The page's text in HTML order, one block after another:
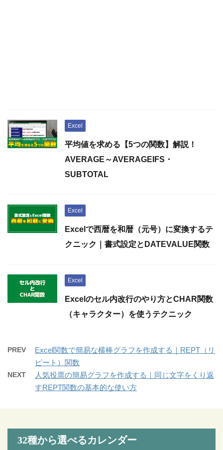
Excel
平均値を求める【5つの関数】解説！
AVERAGE～AVERAGEIFS・
SUBTOTAL
Excel
Excelで西暦を和暦（元号）に変換するテ
クニック｜書式設定とDATEVALUE関数
Excel
Excelのセル内改行のやり方とCHAR関数
（キャラクター）を使うテクニック
PREV
Excel関数で簡易な横棒グラフを作成する｜REPT（リ
ピート）関数
NEXT
人気投票の簡易グラフを作成する｜同じ文字をくり返
すREPT関数の基本的な使い方
32種から選べるカレンダー